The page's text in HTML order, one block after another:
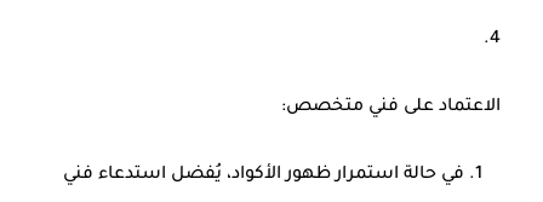
الاعتماد على فني متخصص:
في حالة استمرار ظهور الأكواد، يُفضل استدعاء فني